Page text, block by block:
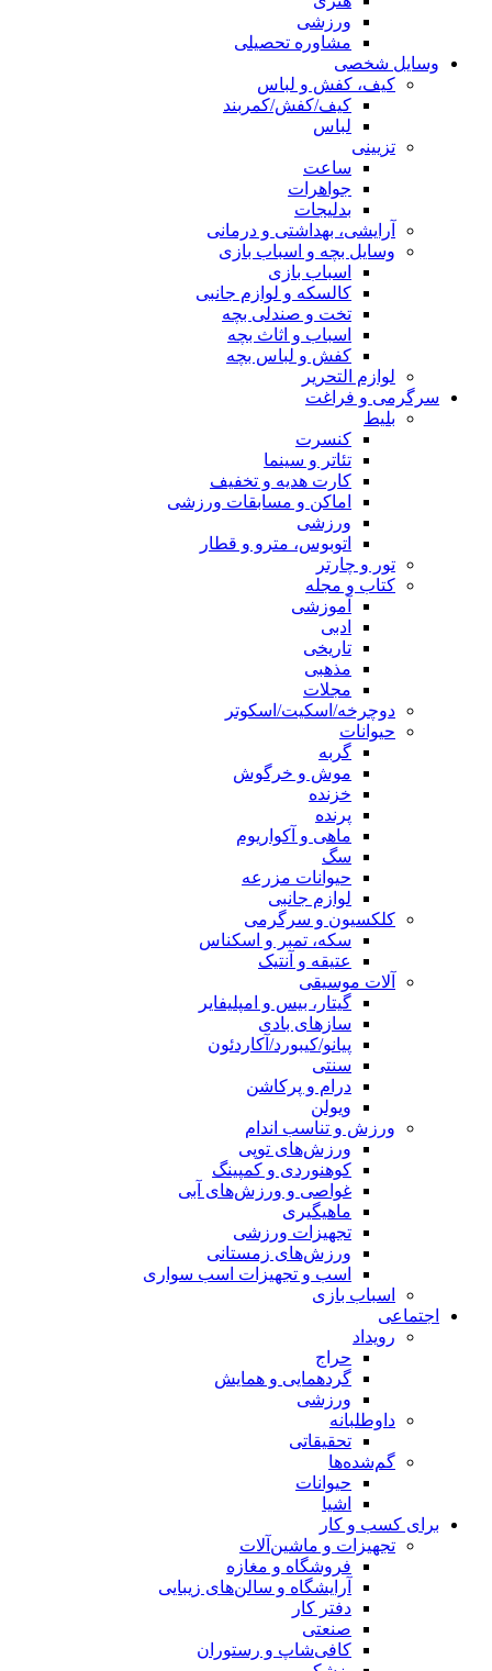
ورزشی
مشاوره تحصیلی
وسایل شخصی
کیف، کفش و لباس
کیف/کفش/کمربند
لباس
تزیینی
ساعت
جواهرات
بدلیجات
آرایشی، بهداشتی و درمانی
وسایل بچه و اسباب بازی
اسباب بازی
کالسکه و لوازم جانبی
تخت و صندلی بچه
اسباب و اثاث بچه
کفش و لباس بچه
لوازم التحریر
سرگرمی و فراغت
بلیط
کنسرت
تئاتر و سینما
کارت هدیه و تخفیف
اماکن و مسابقات ورزشی
ورزشی
اتوبوس، مترو و قطار
تور و چارتر
کتاب و مجله
آموزشی
ادبی
تاریخی
مذهبی
مجلات
دوچرخه/اسکیت/اسکوتر
حیوانات
گربه
موش و خرگوش
خزنده
پرنده
ماهی و آکواریوم
سگ
حیوانات مزرعه
لوازم جانبی
کلکسیون و سرگرمی
سکه، تمبر و اسکناس
عتیقه و آنتیک
آلات موسیقی
گیتار، بیس و امپلیفایر
سازهای بادی
پیانو/کیبورد/آکاردئون
سنتی
درام و پرکاشن
ویولن
ورزش و تناسب اندام
ورزش‌های توپی
کوهنوردی و کمپینگ
غواصی و ورزش‌های آبی
ماهیگیری
تجهیزات ورزشی
ورزش‌های زمستانی
اسب و تجهیزات اسب سواری
اسباب‌ بازی
اجتماعی
رویداد
حراج
گردهمایی و همایش
ورزشی
داوطلبانه
تحقیقاتی
گم‌شده‌ها
حیوانات
اشیا
برای کسب و کار
تجهیزات و ماشین‌آلات
فروشگاه و مغازه
آرایشگاه و سالن‌های زیبایی
دفتر کار
صنعتی
کافی‌شاپ و رستوران